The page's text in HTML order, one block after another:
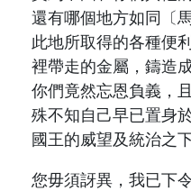
還有哪個地方如同〔
此地所取得的各種便利
裡帶走的金屬，鑄造
你們竟然忘恩負義，
殊不知自己早已置身
國王的威望及統治之下
您毋須訝異，我已下